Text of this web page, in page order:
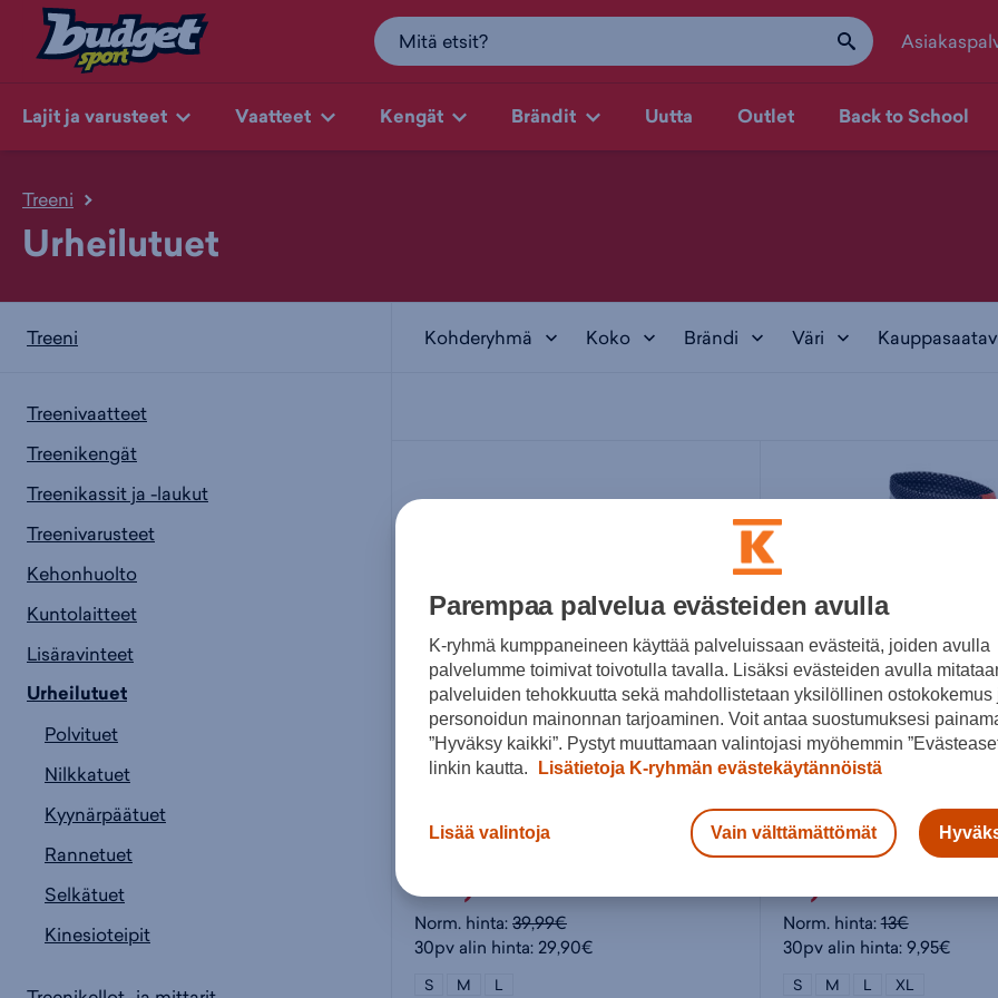
Lajit ja varusteet Vaatteet Kengät Brändit Uutta Outlet Back to School
Treeni
Urheilutuet
Treeni
Treenivaatteet
Treenikengät
Treenikassit ja -laukut
Treenivarusteet
Kehonhuolto
Kuntolaitteet
Lisäravinteet
Urheilutuet
Polvituet
Nilkkatuet
Kyynärpäätuet
Rannetuet
Selkätuet
Kinesioteipit
Kohderyhmä Koko Brändi Väri
Nahkainen painonnostovyö - urheilutuki
29,90€
Norm. hinta:39,99€
30pv alin hinta: 29,90€
S M L
adidas
Ankle Support -
9,95€
Norm. hinta:13€
30pv alin hinta: 9,95€
S M L XL
Parempaa palvelua evästeiden avulla
K-ryhmä kumppaneineen käyttää palveluissaan evästeitä, joiden avulla
palvelumme toimivat toivotulla tavalla. Lisäksi evästeiden avulla
palveluiden tehokkuutta sekä mahdollistetaan yksilöllinen ostokokemus
personoidun mainonnan tarjoaminen. Voit antaa suostumuksesi
”Hyväksy kaikki”. Pystyt muuttamaan valintojasi myöhemmin
linkin kautta.
Lisätietoja K-ryhmän evästekäytännöistä
Lisää valintoja Vain välttämättömät